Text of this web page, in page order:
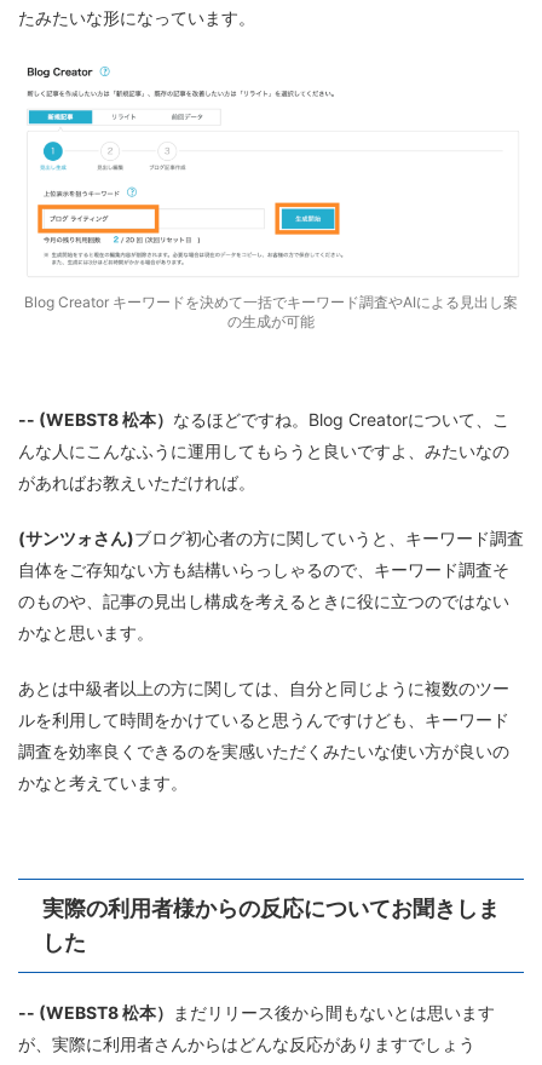
たみたいな形になっています。
Blog Creator キーワードを決めて一括でキーワード調査やAIによる見出し案
の生成が可能
-- (WEBST8 松本） なるほどですね。Blog Creatorについて、こ
んな人にこんなふうに運用してもらうと良いですよ、みたいなの
があればお教えいただければ。
(サンツォさん)ブログ初心者の方に関していうと、キーワード調査
自体をご存知ない方も結構いらっしゃるので、キーワード調査そ
のものや、記事の見出し構成を考えるときに役に立つのではない
かなと思います。
あとは中級者以上の方に関しては、自分と同じように複数のツー
ルを利用して時間をかけていると思うんですけども、キーワード
調査を効率良くできるのを実感いただくみたいな使い方が良いの
かなと考えています。
実際の利用者様からの反応についてお聞きしま
した
-- (WEBST8 松本）
まだリリース後から間もないとは思います
が、実際に利用者さんからはどんな反応がありますでしょう